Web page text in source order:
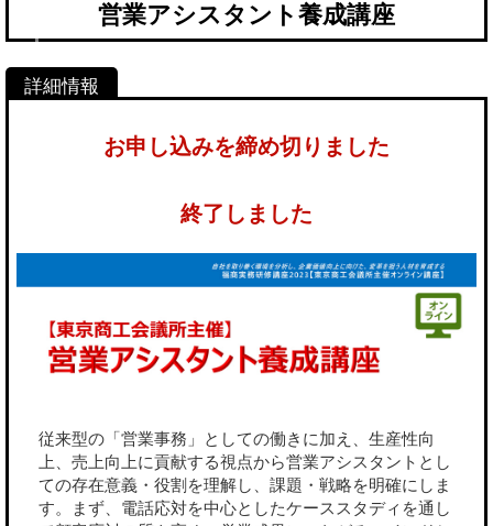
営業アシスタント養成講座
お申し込みを締め切りました
終了しました
従来型の「営業事務」としての働きに加え、生産性向
上、売上向上に貢献する視点から営業アシスタントとし
ての存在意義・役割を理解し、課題・戦略を明確にしま
す。まず、電話応対を中心としたケーススタディを通し